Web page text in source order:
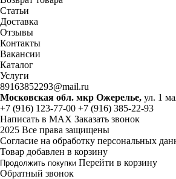
Статьи
Доставка
Отзывы
Контакты
Вакансии
Каталог
Услуги
89163852293@mail.ru
Московская обл. мкр Ожерелье, ул. 1
+7 (916) 123-77-00 +7 (916) 385-22-93
Написать в MAX Заказать звонок
2025 Все права защищены
Согласие на обработку персональных
Товар добавлен в корзину
Продолжить покупки Перейти в корзину
Обратный звонок